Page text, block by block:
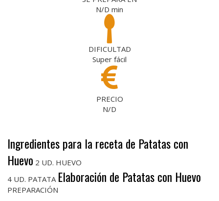
N/D min
DIFICULTAD
Super fácil
PRECIO
N/D
Ingredientes para la receta de Patatas con
Huevo 2 UD. HUEVO
4 UD. PATATA Elaboración de Patatas con Huevo
PREPARACIÓN